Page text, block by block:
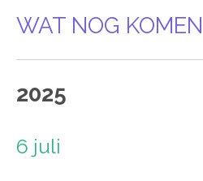
WAT NOG
2025
6 juli